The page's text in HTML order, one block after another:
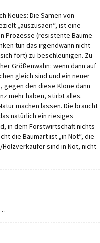
Neues: Die Samen von
„auszusäen“, ist eine
Prozesse (resistente Bäume
tun das irgendwann nicht
fort) zu beschleunigen. Zu
Größenwahn: wenn dann auf
gleich sind und ein neuer
gegen den diese Klone dann
mehr haben, stirbt alles.
machen lassen. Die braucht
natürlich ein riesiges
in dem Forstwirtschaft nichts
die Baumart ist „in Not“, die
sind in Not, nicht